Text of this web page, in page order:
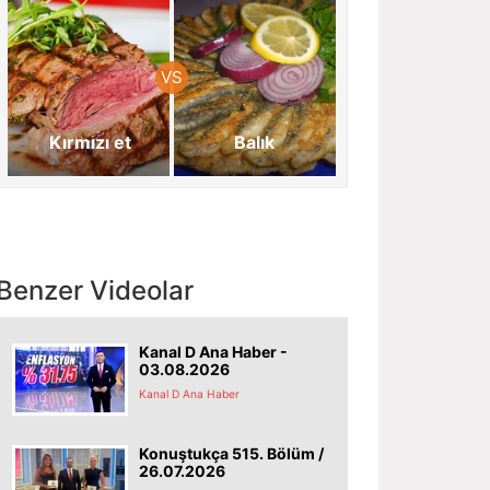
Kırmızı et Balık
Videolar
Kanal D Ana Haber -
03.08.2026
Kanal D Ana Haber
Konuştukça 515. Bölüm /
26.07.2026